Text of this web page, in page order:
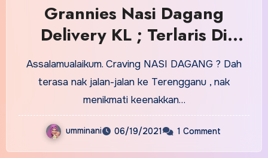
Grannies Nasi Dagang
Delivery KL ; Terlaris Di
KLCC
Assalamualaikum. Craving NASI DAGANG ? Dah
terasa nak jalan-jalan ke Terengganu , nak
menikmati keenakkan…
umminani 06/19/2021 1 Comment